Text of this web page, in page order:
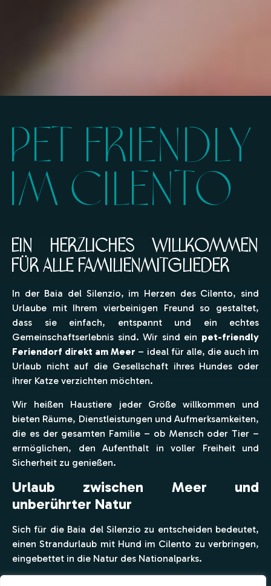
Pet Friendly
im Cilento
Ein herzliches Willkommen
für alle Familienmitglieder
In der Baia del Silenzio, im Herzen des Cilento, sind
Urlaube mit Ihrem vierbeinigen Freund so gestaltet,
dass sie einfach, entspannt und ein echtes
Gemeinschaftserlebnis sind. Wir sind ein pet-friendly
Feriendorf direkt am Meer – ideal für alle, die auch im
Urlaub nicht auf die Gesellschaft ihres Hundes oder
ihrer Katze verzichten möchten.
Wir heißen Haustiere jeder Größe willkommen und
bieten Räume, Dienstleistungen und Aufmerksamkeiten,
die es der gesamten Familie – ob Mensch oder Tier –
ermöglichen, den Aufenthalt in voller Freiheit und
Sicherheit zu genießen.
Urlaub zwischen Meer und
unberührter Natur
Sich für die Baia del Silenzio zu entscheiden bedeutet,
einen Strandurlaub mit Hund im Cilento zu verbringen,
eingebettet in die Natur des Nationalparks.